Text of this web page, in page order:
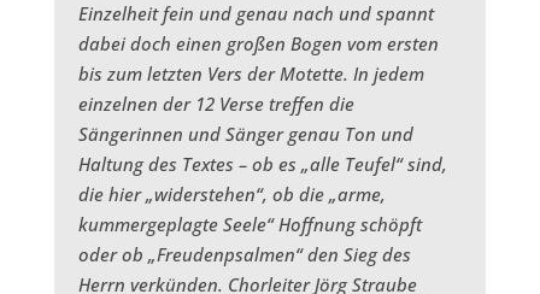
Einzelheit fein und genau nach und spannt
dabei doch einen großen Bogen vom ersten
bis zum letzten Vers der Motette. In jedem
einzelnen der 12 Verse treffen die
Sängerinnen und Sänger genau Ton und
Haltung des Textes – ob es „alle Teufel“ sind,
die hier „widerstehen“, ob die „arme,
kummergeplagte Seele“ Hoffnung schöpft
oder ob „Freudenpsalmen“ den Sieg des
Herrn verkünden. Chorleiter Jörg Straube